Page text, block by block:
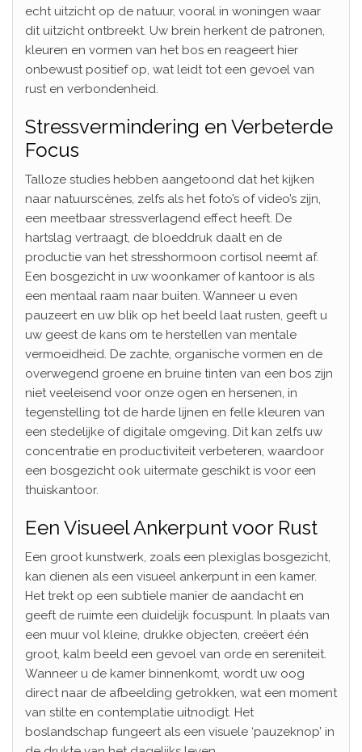
echt uitzicht op de natuur, vooral in woningen waar
dit uitzicht ontbreekt. Uw brein herkent de patronen,
kleuren en vormen van het bos en reageert hier
onbewust positief op, wat leidt tot een gevoel van
rust en verbondenheid.
Stressvermindering en Verbeterde
Focus
Talloze studies hebben aangetoond dat het kijken
naar natuurscènes, zelfs als het foto’s of video’s zijn,
een meetbaar stressverlagend effect heeft. De
hartslag vertraagt, de bloeddruk daalt en de
productie van het stresshormoon cortisol neemt af.
Een bosgezicht in uw woonkamer of kantoor is als
een mentaal raam naar buiten. Wanneer u even
pauzeert en uw blik op het beeld laat rusten, geeft u
uw geest de kans om te herstellen van mentale
vermoeidheid. De zachte, organische vormen en de
overwegend groene en bruine tinten van een bos zijn
niet veeleisend voor onze ogen en hersenen, in
tegenstelling tot de harde lijnen en felle kleuren van
een stedelijke of digitale omgeving. Dit kan zelfs uw
concentratie en productiviteit verbeteren, waardoor
een bosgezicht ook uitermate geschikt is voor een
thuiskantoor.
Een Visueel Ankerpunt voor Rust
Een groot kunstwerk, zoals een plexiglas bosgezicht,
kan dienen als een visueel ankerpunt in een kamer.
Het trekt op een subtiele manier de aandacht en
geeft de ruimte een duidelijk focuspunt. In plaats van
een muur vol kleine, drukke objecten, creëert één
groot, kalm beeld een gevoel van orde en sereniteit.
Wanneer u de kamer binnenkomt, wordt uw oog
direct naar de afbeelding getrokken, wat een moment
van stilte en contemplatie uitnodigt. Het
boslandschap fungeert als een visuele ‘pauzeknop’ in